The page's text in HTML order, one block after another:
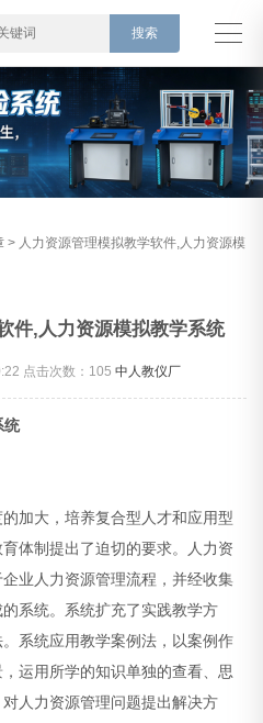
> 人力资源管理模拟教学软件,人力资源模
件,人力资源模拟教学系统
点击次数： 105 中人教仪厂
统
加大，培养复合型人才和应用型
体制提出了迫切的要求。人力资
业人力资源管理流程，并经收集
系统。系统扩充了实践教学方
系统应用教学案例法，以案例作
运用所学的知识单独的查看、思
人力资源管理问题提出解决方